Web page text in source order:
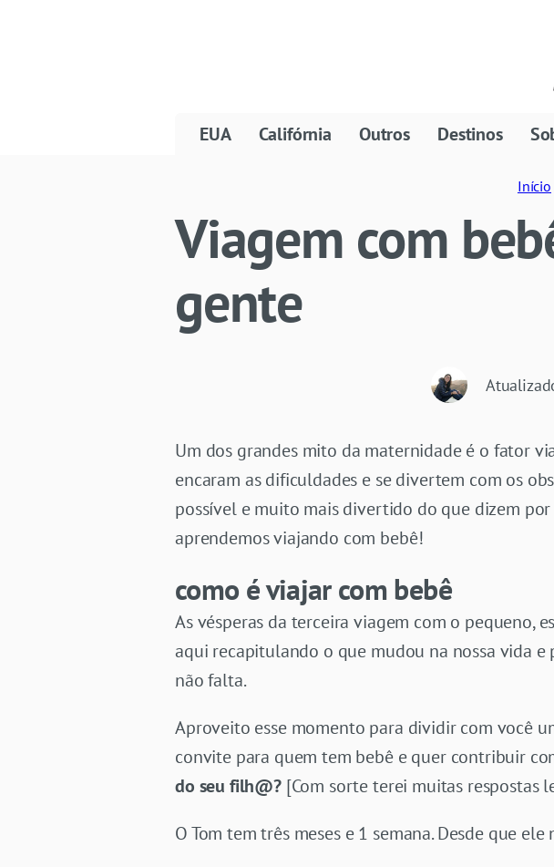
EUA Califórnia Outros Destinos
Início
Viagem com
gente
Um dos grandes mito da maternidade é o fator
encaram as dificuldades e se divertem com os
possível e muito mais divertido do que dizem
aprendemos viajando com bebê!
como é viajar com bebê
As vésperas da terceira viagem com o pequeno,
aqui recapitulando o que mudou na nossa vida
não falta.
Aproveito esse momento para dividir com você
convite para quem tem bebê e quer contribuir
do seu filh@?[Com sorte terei muitas respostas
O Tom tem três meses e 1 semana. Desde que